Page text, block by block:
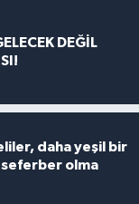
DEĞİL
daha yeşil bir
seferber olma